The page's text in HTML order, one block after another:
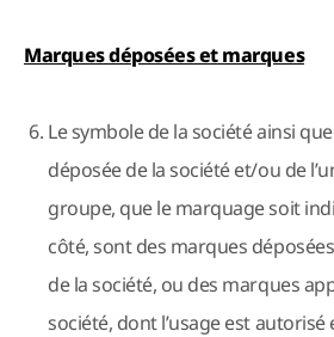
Marques déposées et marques
Le symbole de la société ainsi
déposée de la société et/ou de
groupe, que le marquage soit
côté, sont des marques
de la société, ou des marques
société, dont l’usage est autorisé